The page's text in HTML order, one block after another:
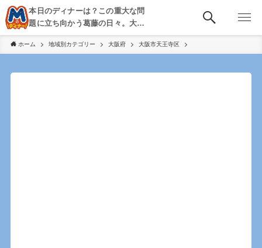
本日のディナーは？この重大な問
題に立ち向かう葛藤の日々。大
阪・京都・神戸を中心とした食べ
歩き、飲み歩きを綴る。
ホーム 地域別カテゴリー 大阪府 大阪市天王寺区